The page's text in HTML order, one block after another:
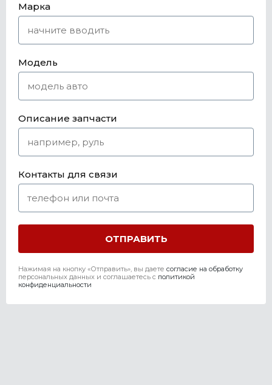
Марка
Модель
Описание запчасти
Контакты для связи
Нажимая на кнопку «Отправить», вы даете согласие на обработку
персональных данных и соглашаетесь c политикой
конфиденциальности